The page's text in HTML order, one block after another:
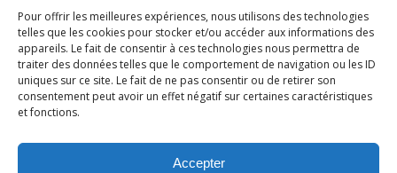
Pour offrir les meilleures expériences, nous utilisons des technologies
telles que les cookies pour stocker et/ou accéder aux informations des
appareils. Le fait de consentir à ces technologies nous permettra de
traiter des données telles que le comportement de navigation ou les ID
uniques sur ce site. Le fait de ne pas consentir ou de retirer son
consentement peut avoir un effet négatif sur certaines caractéristiques
et fonctions.
Accepter
Laisser un commentaire
Airmes et l’UNAPEI ont collaboré autour du
projet ObServeur, devenu depuis Canopée.
Véritable atout pour la prise de décision dans le
milieu médico-social, ce projet a toute sa place
A quoi sert-il ? En quoi Airmes a participé ?